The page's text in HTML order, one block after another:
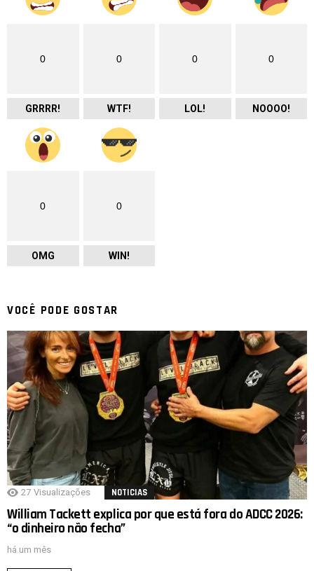
0
GRRRR!
0
WTF!
0
LOL!
0
NOOOO!
0
OMG
0
WIN!
VOCÊ PODE GOSTAR
27 Visualizações NOTICIAS
William Tackett explica por que está fora do ADCC 2026:
“o dinheiro não fecha”
há um mês